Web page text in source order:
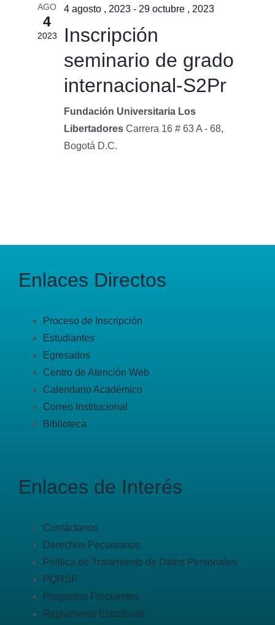
AGO
4
2023
4 agosto , 2023- 29 octubre , 2023
Inscripción
seminario de grado
internacional-S2Pr
Fundación Universitaria Los
Libertadores Carrera 16 # 63 A - 68,
Bogotá D.C.
Enlaces Directos
Proceso de Inscripción
Estudiantes
Egresados
Centro de Atención Web
Calendario Académico
Correo Institucional
Biblioteca
Enlaces de Interés
Contáctanos
Derechos Pecuniarios
Política de Tratamiento de Datos Personales
PQRSF
Preguntas Frecuentes
Reglamento Estudiantil